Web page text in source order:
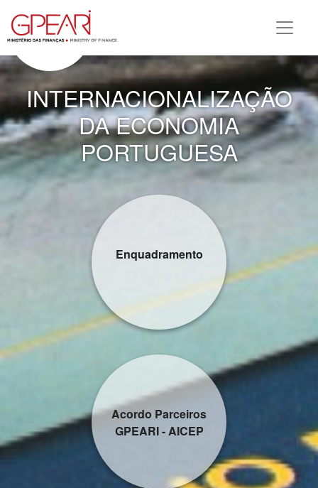
INTERNACIONALIZAÇÃO
DA ECONOMIA
PORTUGUESA
Enquadramento
Acordo Parceiros
GPEARI - AICEP